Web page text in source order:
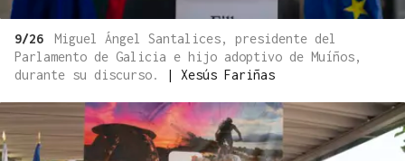
9/26
Miguel Ángel Santalices, presidente del
Parlamento de Galicia e hijo adoptivo de Muíños,
durante su discurso.
| Xesús Fariñas